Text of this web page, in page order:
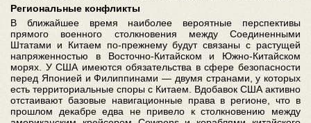
Региональные конфликты
В ближайшее время наиболее вероятные перспективы
прямого военного столкновения между Соединенными
Штатами и Китаем по-прежнему будут связаны с растущей
напряженностью в Восточно-Китайском и Южно-Китайском
морях. У США имеются обязательства в сфере безопасности
перед Японией и Филиппинами — двумя странами, у которых
есть территориальные споры с Китаем. Вдобавок США активно
отстаивают базовые навигационные права в регионе, что в
прошлом декабре едва не привело к столкновению между